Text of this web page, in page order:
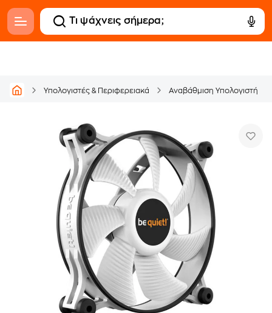
Υπολογιστές & Περιφερειακά Αναβάθμιση Υπολογιστή